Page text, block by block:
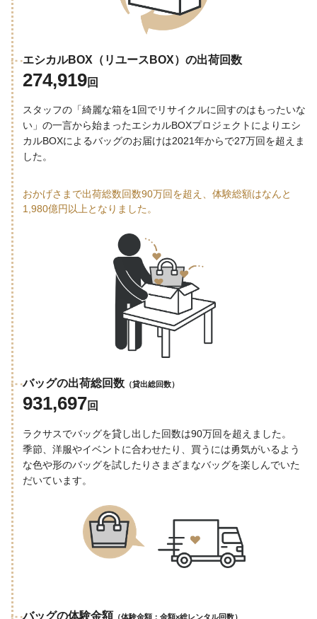
エシカルBOX（リユースBOX）の出荷回数
274,919回
スタッフの「綺麗な箱を1回でリサイクルに回すのはもったいな
い」の一言から始まったエシカルBOXプロジェクトによりエシ
カルBOXによるバッグのお届けは2021年からで27万回を超えま
した。
おかげさまで出荷総数回数90万回を超え、体験総額はなんと
1,980億円以上となりました。
バッグの出荷総回数 （貸出総回数）
931,697回
ラクサスでバッグを貸し出した回数は90万回を超えました。
季節、洋服やイベントに合わせたり、買うには勇気がいるよう
な色や形のバッグを試したりさまざまなバッグを楽しんでいた
だいています。
バッグの体験金額 （体験金額：金額×総レンタル回数）